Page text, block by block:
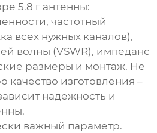
5.8 г антенны:
частотный
всех нужных каналов),
волны (VSWR), импеданс
размеры и монтаж. Не
качество изготовления –
надежность и
важный параметр.